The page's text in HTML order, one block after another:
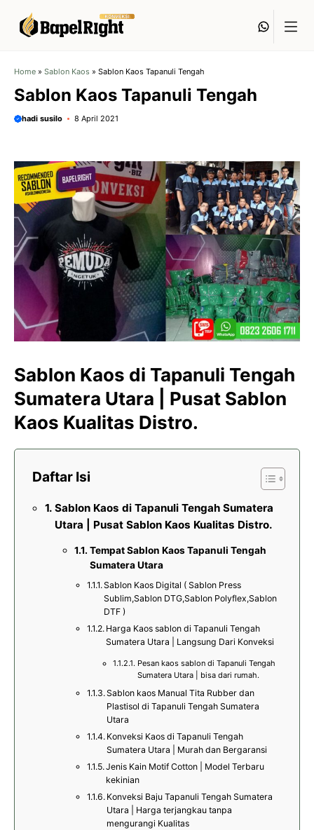
Home » Sablon Kaos » Sablon Kaos Tapanuli Tengah
Sablon Kaos Tapanuli Tengah
hadi susilo 8 April 2021
Sablon Kaos di Tapanuli Tengah
Sumatera Utara | Pusat Sablon
Kaos Kualitas Distro.
Daftar Isi
Sablon Kaos di Tapanuli Tengah Sumatera
Utara | Pusat Sablon Kaos Kualitas Distro.
Tempat Sablon Kaos Tapanuli Tengah
Sumatera Utara
Sablon Kaos Digital ( Sablon Press
Sublim,Sablon DTG,Sablon Polyflex,Sablon
DTF )
Harga Kaos sablon di Tapanuli Tengah
Sumatera Utara | Langsung Dari Konveksi
Pesan kaos sablon di Tapanuli Tengah
Sumatera Utara | bisa dari rumah.
Sablon kaos Manual Tita Rubber dan
Plastisol di Tapanuli Tengah Sumatera
Utara
Konveksi Kaos di Tapanuli Tengah
Sumatera Utara | Murah dan Bergaransi
Jenis Kain Motif Cotton | Model Terbaru
kekinian
Konveksi Baju Tapanuli Tengah Sumatera
Utara | Harga terjangkau tanpa
mengurangi Kualitas